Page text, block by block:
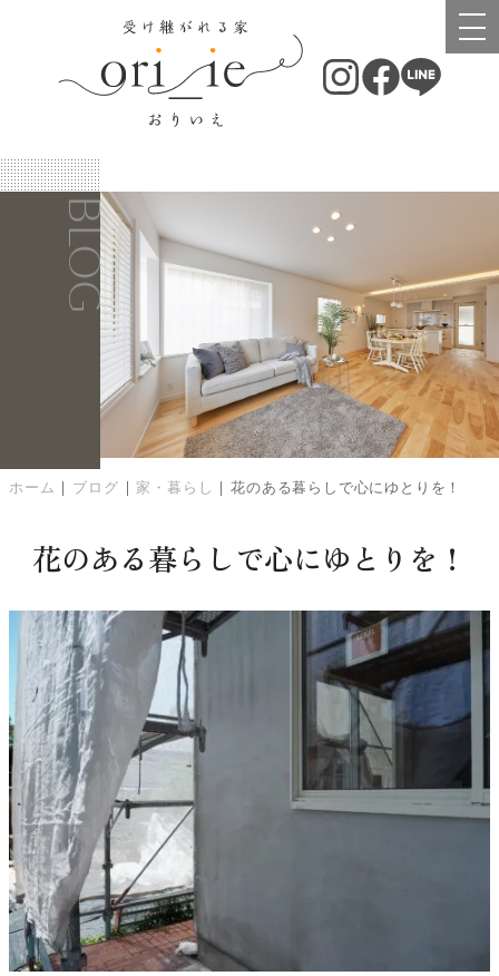
BLOG
ホーム | ブログ | 家・暮らし | 花のある暮らしで心にゆとりを！
花のある暮らしで心にゆとりを！